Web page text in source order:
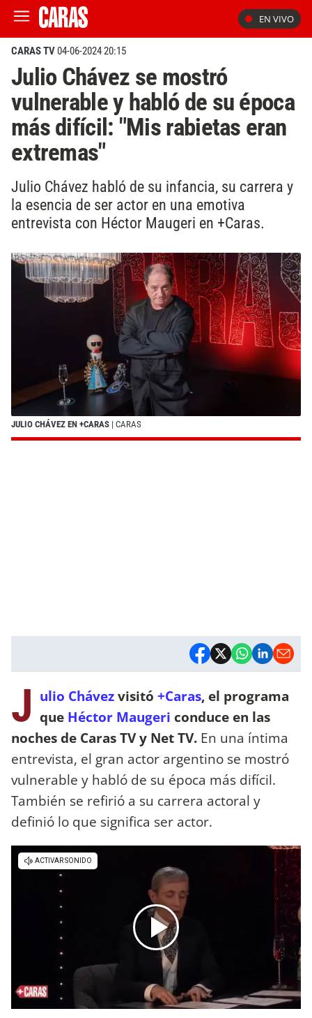
EN VIVO
CARAS TV04-06-2024 20:15
Julio Chávez se mostró
vulnerable y habló de su época
más difícil: "Mis rabietas eran
extremas"
Julio Chávez habló de su infancia, su carrera y
la esencia de ser actor en una emotiva
entrevista con Héctor Maugeri en +Caras.
JULIO CHÁVEZ EN +CARAS | CARAS
J ulio Chávezvisitó +Caras, el programa
que Héctor Maugeri conduce en las
noches de Caras TV y Net TV. En una íntima
entrevista, el gran actor argentino se mostró
vulnerable y habló de su época más difícil.
También se refirió a su carrera actoral y
definió lo que significa ser actor.